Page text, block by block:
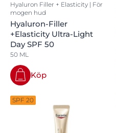
Hyaluron Filler + Elasticity | För
mogen hud
Hyaluron-Filler
+Elasticity Ultra-Light
Day SPF 50
50 ML
Köp
SPF 20